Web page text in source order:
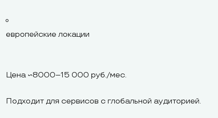
европейские локации
Цена ~8000–15 000 руб./мес.
Подходит для сервисов с глобальной аудиторией.